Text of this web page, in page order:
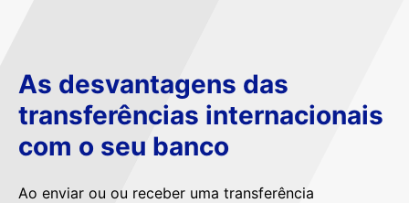
As desvantagens das
transferências internacionais
com o seu banco
Ao enviar ou ou receber uma transferência